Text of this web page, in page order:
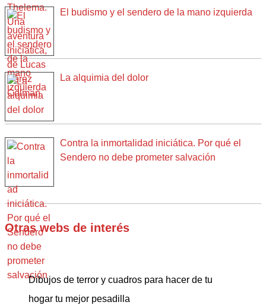
El budismo y el sendero de la mano izquierda
La alquimia del dolor
Contra la inmortalidad iniciática. Por qué el
Sendero no debe prometer salvación
Otras webs de interés
Dibujos de terror y cuadros para hacer de tu
hogar tu mejor pesadilla